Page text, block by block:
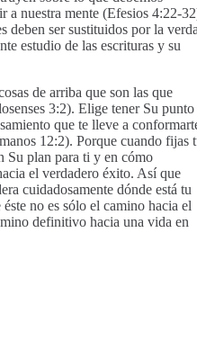
a nuestra mente (Efesios 4:22-
deben ser sustituidos por la
estudio de las escrituras y su
de arriba que son las que
3:2). Elige tener Su punto
que te lleve a
12:2). Porque cuando fijas
Su plan para ti y en cómo
el verdadero éxito. Así que
cuidadosamente dónde está tu
no es sólo el camino hacia el
definitivo hacia una vida en